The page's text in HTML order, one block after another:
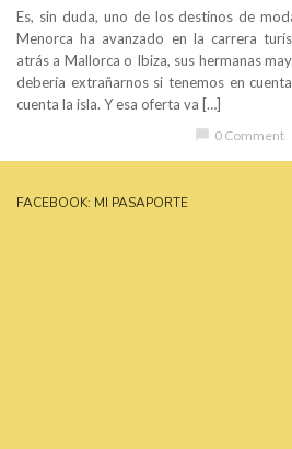
Es, sin duda, uno de los destinos de
Menorca ha avanzado en la carrera
atrás a Mallorca o Ibiza, sus hermanas
debería extrañarnos si tenemos en
cuenta la isla. Y esa oferta va […]
chat_bubble 0 Comment
FACEBOOK: MI PASAPORTE